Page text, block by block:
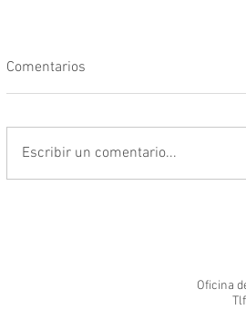
Comentarios
Escribir un comentario...
Oficina